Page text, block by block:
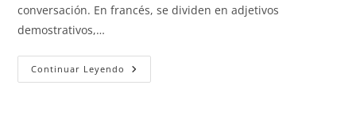
conversación. En francés, se dividen en adjetivos
demostrativos,…
Continuar Leyendo Los
Demostrativos